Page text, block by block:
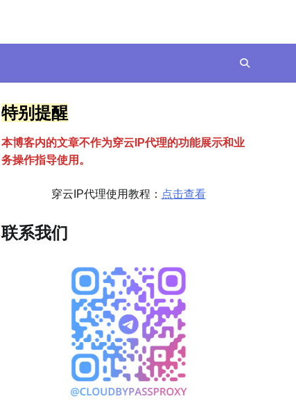
特别提醒
本博客内的文章不作为穿云 P代理的功能展示和业
务操作指导使用。
穿云IP代理使用教程： 点击查看
联系我们